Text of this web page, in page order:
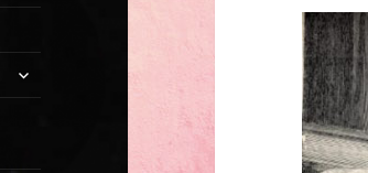
ouvrir
le